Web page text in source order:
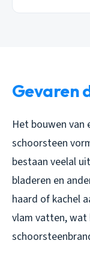
Gevaren
Het bouwen van
schoorsteen
bestaan veelal
bladeren en
haard of kachel
vlam vatten,